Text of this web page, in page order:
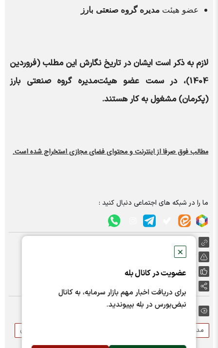
✕
عضویت در کانال بله
برای دریافت اخبار مهم بازار سرمایه، به کانال
نبض‌بورس در بله بپیوندید.
عضو هیئت مدیره گروه صنعتی بارز
لازم به ذکر است ایشان در تاریخ نگارش این مطلب (فروردین
1404)، در سمت عضو هیئت‌مدیره گروه صنعتی بارز
(پکرمان) مشغول به کار هستند.
مطالب فوق صرفا از اینترنت و محتوای فضای مجازی استخراج شده است.
ما را در شبکه های اجتماعی دنبال کنید :
https://nabzebourse.com/000PC1
گزارش خطا
پسندها:0
برچسب ها:
مدیران بورسی عزت اله اردشیری